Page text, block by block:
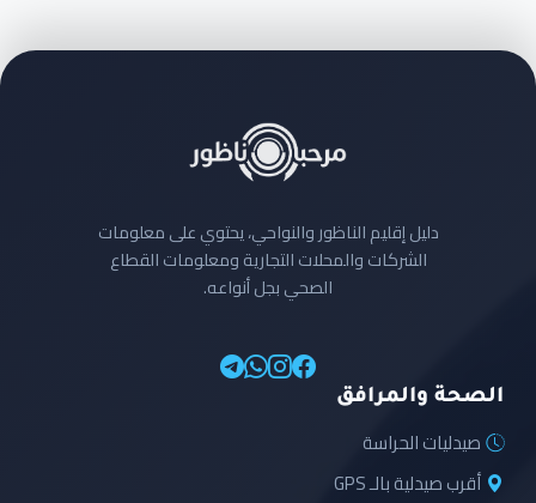
دليل إقليم الناظور والنواحي، يحتوي على معلومات
الشركات والمحلات التجارية ومعلومات القطاع
الصحي بجل أنواعه.
الصحة والمرافق
صيدليات الحراسة
أقرب صيدلية بالـ GPS